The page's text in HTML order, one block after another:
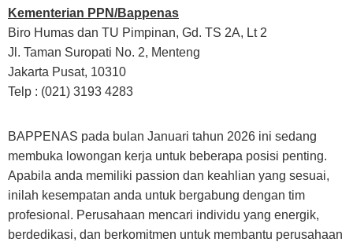
Kementerian PPN/Bappenas
Biro Humas dan TU Pimpinan, Gd. TS 2A, Lt 2
Jl. Taman Suropati No. 2, Menteng
Jakarta Pusat, 10310
Telp : (021) 3193 4283
BAPPENAS pada bulan Januari tahun 2026 ini sedang
membuka lowongan kerja untuk beberapa posisi penting.
Apabila anda memiliki passion dan keahlian yang sesuai,
inilah kesempatan anda untuk bergabung dengan tim
profesional. Perusahaan mencari individu yang energik,
berdedikasi, dan berkomitmen untuk membantu perusahaan